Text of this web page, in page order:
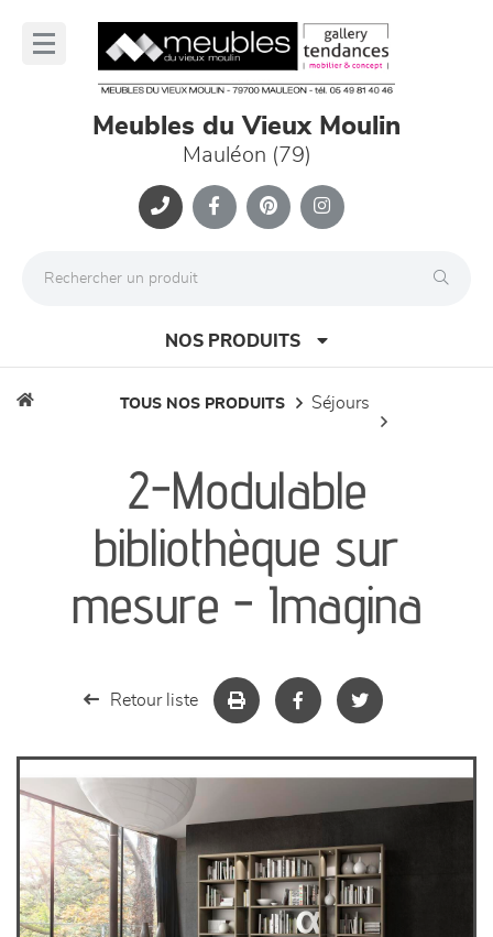
Meubles du Vieux Moulin
Mauléon (79)
NOS PRODUITS
literie
décoration
TOUS NOS PRODUITS séjours
2-Modulable
bibliothèque sur
mesure - Imagina
Retour liste